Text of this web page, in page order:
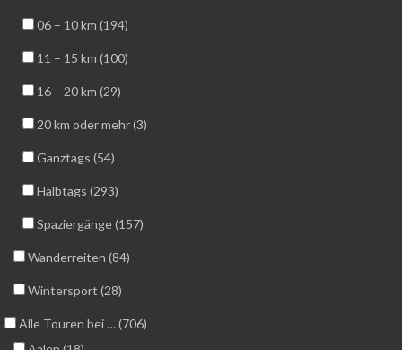
06 – 10 km (194)
11 – 15 km (100)
16 – 20 km (29)
20 km oder mehr (3)
Ganztags (54)
Halbtags (293)
Spaziergänge (157)
Wanderreiten (84)
Wintersport (28)
Alle Touren bei … (706)